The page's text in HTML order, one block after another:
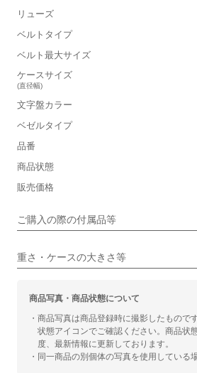
リューズ
ベルトタイプ
ベルト最大サイズ
ケースサイズ
(直径幅)
文字盤カラー
ベゼルタイプ
品番
商品状態
販売価格
ご購入の際の付属品等
重さ・ケースの大きさ等
■重さ(ベルト込み)
■ケースの大きさ
小さい
■装飾感
カジュアル
商品写真・商品状態について
・商品写真は商品登録時に撮影したもので
状態アイコンでご確認ください。商品状
度、最新情報に更新しております。
・同一商品の別個体の写真を使用している